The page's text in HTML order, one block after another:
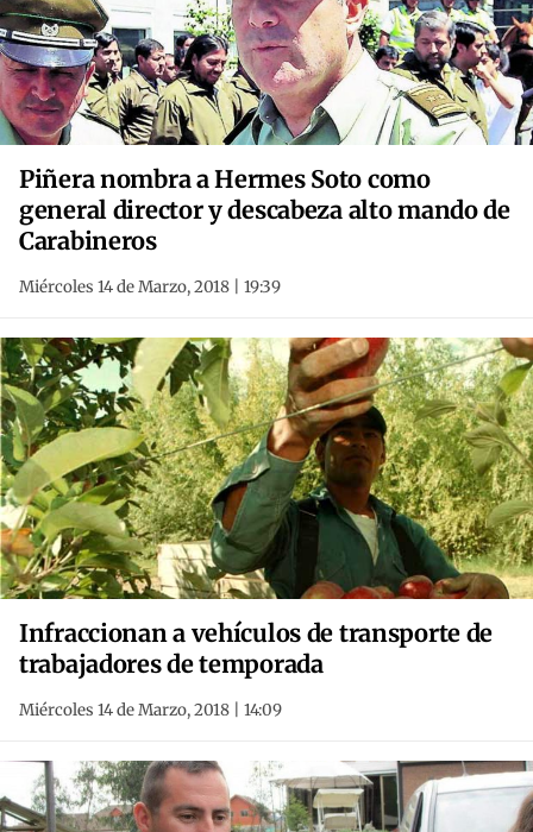
Piñera nombra a Hermes Soto como
general director y descabeza alto mando de
Carabineros
Miércoles 14 de Marzo, 2018 | 19:39
Infraccionan a vehículos de transporte de
trabajadores de temporada
Miércoles 14 de Marzo, 2018 | 14:09